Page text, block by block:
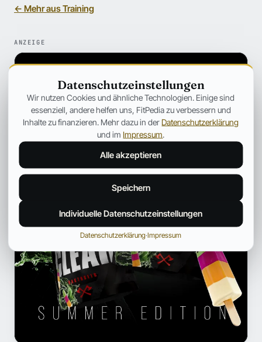
← Mehr aus Training
ANZEIGE
Datenschutzeinstellungen
Wir nutzen Cookies und ähnliche Technologien. Einige sind
essenziell, andere helfen uns, FitPedia zu verbessern und
Inhalte zu finanzieren. Mehr dazu in der Datenschutzerklärung
und im Impressum
Alle akzeptieren
Speichern
Individuelle Datenschutzeinstellungen
Datenschutzerklärung·Impressum